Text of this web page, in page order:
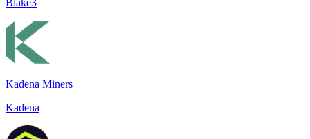
Blake3
Kadena Miners
Kadena